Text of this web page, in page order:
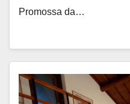
Promossa da…